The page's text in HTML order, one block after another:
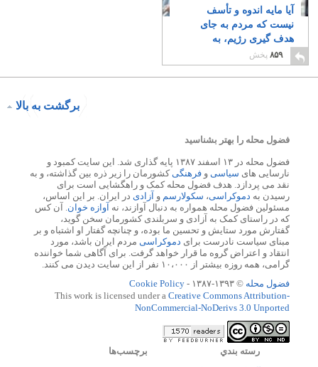
آیا مایه اندوه و تأسف
نیست که مردم به جای
هدف گیری رژیم، به
یکدیگر حمله می کنند؟
۹
۸۵۹ پخش
برگشت به بالا
فضول محله را بهتر بشناسید
فضول محله در ۱۳ اسفند ۱۳۸۷ پایه گذاری شد. این سایت کمبود و
نارسایی های سیاسی و فرهنگیکشورمان را زیر ذره بین گذاشته، و به
نقد می پردازد. هدف فضول محله کمک و راهگشایی است برای
رسیدن به دموکراسی، سکولارسم و آزادی در ایران. بر این اساس،
مسئولین فضول محله همواره به دنبال آوازند، نه آوازه خوان. آن کس
که در راستای کمک به آزادی و سربلندی کشورمان سخن گوید،
گفتارش مورد ستایش و تحسین ما بوده، و چنانچه گفتار او اشتباه و بر
مبنای سیاست نادرست برای دموکراسی مردم ایران باشد، مورد
انتقاد و اعتراض گروه ما قرار خواهد گرفت. برای آگاهی شما خواننده
گرامی، همه روزه بیشتر از ۱۰،۰۰۰ نفر از این سایت دیدن می کنند.
فضول محله © ۱۳۹۳-۱۳۸۷ -
Cookie Policy
This work is licensed under a Creative Commons Attribution-
NonCommercial-NoDerivs 3.0 Unported
رسته بندي برچسب‌ها